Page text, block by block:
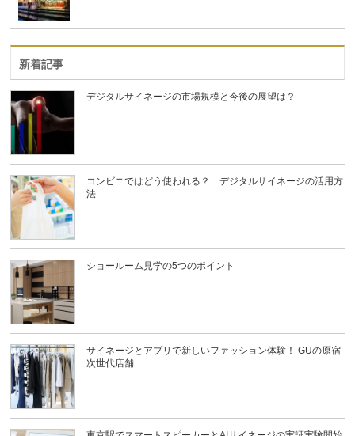
新着記事
デジタルサイネージの市場規模と今後の展望は？
コンビニではどう使われる？ デジタルサイネージの活用方
法
ショールーム見学の5つのポイント
サイネージとアプリで新しいファッション体験！ GUの原宿
次世代店舗